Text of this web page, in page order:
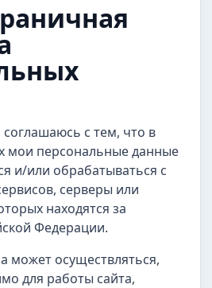
с тем, что в
мои персональные данные
и/или обрабатываться с
серверы или
находятся за
Федерации.
может осуществляться,
для работы сайта,